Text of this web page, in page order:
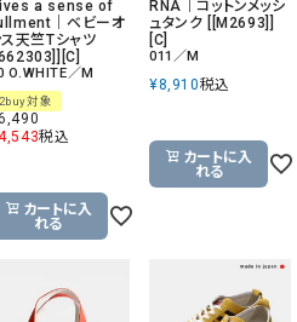
GO TO HOLLYWOOD（ゴートゥ
ッド）
G-STAR RAW（ジースターロウ）
GRAMICCI（グラミチ）
（ｇ） （グラム）
a sense of
｜ベビーオ
ス天竺Tシャツ
O.WHITE／M
2buy対象
税込
カートに入
れる
RNA｜コットンメッシ
ュタンク [[M2693]]
[C]
011／M
¥8,910税込
カートに入
れる